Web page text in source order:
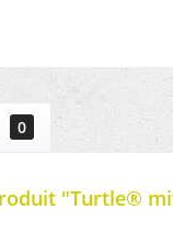
0
"Turtle®